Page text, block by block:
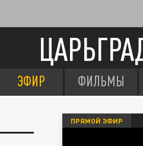
ЭФИР ФИЛЬМЫ
ПРЯМОЙ ЭФИР